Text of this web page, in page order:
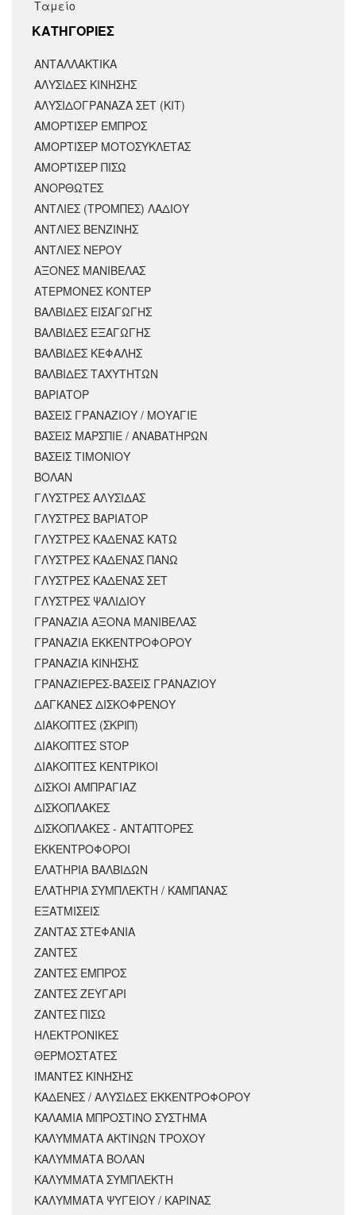
Ταμείο
KΑΤΗΓΟΡΙΕΣ
ΑΝΤΑΛΛΑΚΤΙΚΆ
ΑΛΥΣΙΔΕΣ ΚΙΝΗΣΗΣ
ΑΛΥΣΙΔΟΓΡΑΝΑΖΑ ΣΕΤ (ΚΙΤ)
ΑΜΟΡΤΙΣΕΡ ΕΜΠΡΟΣ
ΑΜΟΡΤΙΣΈΡ ΜΟΤΟΣΥΚΛΈΤΑΣ
ΑΜΟΡΤΙΣΕΡ ΠΙΣΩ
ΑΝΟΡΘΩΤΕΣ
ΑΝΤΛΙΕΣ (ΤΡΟΜΠΕΣ) ΛΑΔΙΟΥ
ΑΝΤΛΙΕΣ ΒΕΝΖΙΝΗΣ
ΑΝΤΛΙΕΣ ΝΕΡΟΥ
ΑΞΟΝΕΣ ΜΑΝΙΒΕΛΑΣ
ΑΤΕΡΜΟΝΕΣ ΚΟΝΤΕΡ
ΒΑΛΒΙΔΕΣ ΕΙΣΑΓΩΓΗΣ
ΒΑΛΒΙΔΕΣ ΕΞΑΓΩΓΗΣ
ΒΑΛΒΙΔΕΣ ΚΕΦΑΛΗΣ
ΒΑΛΒΙΔΕΣ ΤΑΧΥΤΗΤΩΝ
ΒΑΡΙΑΤΟΡ
ΒΑΣΕΙΣ ΓΡΑΝΑΖΙΟΥ / ΜΟΥΑΓΙΕ
ΒΑΣΕΙΣ ΜΑΡΣΠΙΕ / ΑΝΑΒΑΤΗΡΩΝ
ΒΑΣΕΙΣ ΤΙΜΟΝΙΟΥ
ΒΟΛΑΝ
ΓΛΥΣΤΡΕΣ ΑΛΥΣΙΔΑΣ
ΓΛΥΣΤΡΕΣ ΒΑΡΙΑΤΟΡ
ΓΛΥΣΤΡΕΣ ΚΑΔΕΝΑΣ ΚΑΤΩ
ΓΛΥΣΤΡΕΣ ΚΑΔΕΝΑΣ ΠΑΝΩ
ΓΛΥΣΤΡΕΣ ΚΑΔΕΝΑΣ ΣΕΤ
ΓΛΥΣΤΡΕΣ ΨΑΛΙΔΙΟΥ
ΓΡΑΝΑΖΙΑ ΑΞΟΝΑ ΜΑΝΙΒΕΛΑΣ
ΓΡΑΝΑΖΙΑ ΕΚΚΕΝΤΡΟΦΟΡΟΥ
ΓΡΑΝΑΖΙΑ ΚΙΝΗΣΗΣ
ΓΡΑΝΑΖΙΕΡΕΣ-ΒΑΣΕΙΣ ΓΡΑΝΑΖΙΟΥ
ΔΑΓΚΑΝΕΣ ΔΙΣΚΟΦΡΕΝΟΥ
ΔΙΑΚΟΠΤΕΣ (ΣΚΡΙΠ)
ΔΙΑΚΟΠΤΕΣ STOP
ΔΙΑΚΟΠΤΕΣ ΚΕΝΤΡΙΚΟΙ
ΔΙΣΚΟΙ ΑΜΠΡΑΓΙΑΖ
ΔΙΣΚΟΠΛΑΚΕΣ
ΔΙΣΚΟΠΛΑΚΕΣ - ΑΝΤΑΠΤΟΡΕΣ
ΕΚΚΕΝΤΡΟΦΟΡΟΙ
ΕΛΑΤΗΡΙΑ ΒΑΛΒΙΔΩΝ
ΕΛΑΤΗΡΙΑ ΣΥΜΠΛΕΚΤΗ / ΚΑΜΠΑΝΑΣ
ΕΞΑΤΜΙΣΕΙΣ
ΖΑΝΤΑΣ ΣΤΕΦΑΝΙΑ
ΖΑΝΤΕΣ
ΖΑΝΤΕΣ ΕΜΠΡΟΣ
ΖΑΝΤΕΣ ΖΕΥΓΑΡΙ
ΖΑΝΤΕΣ ΠΙΣΩ
ΗΛΕΚΤΡΟΝΙΚΕΣ
ΘΕΡΜΟΣΤΑΤΕΣ
ΙΜΑΝΤΕΣ ΚΙΝΗΣΗΣ
ΚΑΔΕΝΕΣ / ΑΛΥΣΙΔΕΣ ΕΚΚΕΝΤΡΟΦΟΡΟΥ
ΚΑΛΑΜΙΑ ΜΠΡΟΣΤΙΝΟ ΣΥΣΤΗΜΑ
ΚΑΛΥΜΜΑΤΑ ΑΚΤΙΝΩΝ ΤΡΟΧΟΥ
ΚΑΛΥΜΜΑΤΑ ΒΟΛΑΝ
ΚΑΛΥΜΜΑΤΑ ΣΥΜΠΛΕΚΤΗ
ΚΑΛΥΜΜΑΤΑ ΨΥΓΕΙΟΥ / ΚΑΡΙΝΑΣ